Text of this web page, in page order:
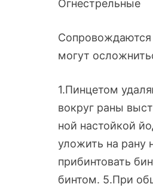
Огнестрельные
Сопровождаются
могут
1.Пинцетом
вокруг раны
ной
уложить на рану
прибинтовать
бинтом. 5.При